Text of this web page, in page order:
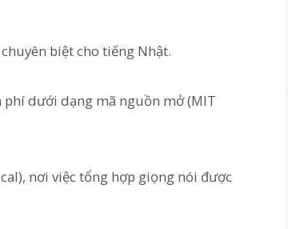
biệt cho tiếng Nhật.
phí dưới dạng mã nguồn mở (MIT
nơi việc tổng hợp giọng nói được